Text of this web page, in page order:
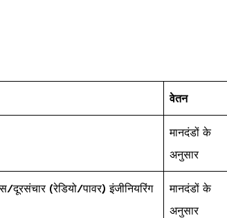
वेतन
मानदंडों के
अनुसार
(रेडियो/पावर) इंजीनियरिंग
मानदंडों के
अनुसार